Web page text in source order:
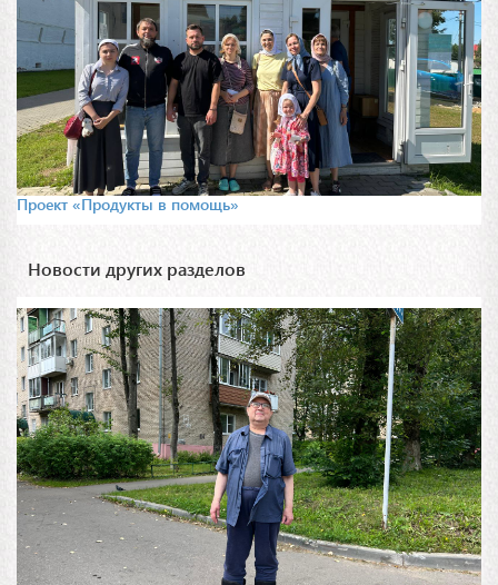
Проект «Продукты в помощь»
Новости других разделов